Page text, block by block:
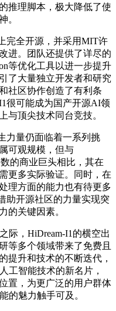
推理脚本，极大降低了使
。
完全开源，并采用MIT许
进。团队还提供了详尽的
等优化工具以进一步提升
了大量独立开发者和研究
社区协作创造了有利条
很可能成为国产开源AI领
与顶尖技术同台竞技。
力量仍面临着一系列挑
可观规模，但与
的商业巨头相比，其在
更多实际验证。同时，在
理方面的能力也有待更多
助开源社区的力量实现突
的关键因素。
际，HiDream-I1的横空出
等多个领域带来了免费且
提升和技术的不断迭代，
工智能技术的新名片，
置，为更广泛的用户群体
的魅力触手可及。